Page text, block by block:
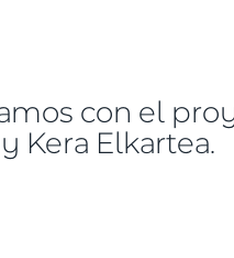
con el
Kera Elkartea.